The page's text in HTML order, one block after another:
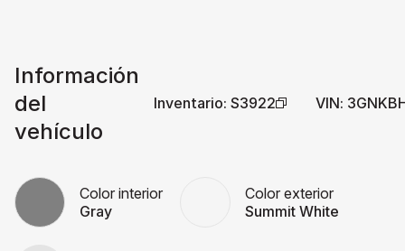
Información
del
vehículo
Inventario: S3922 VIN:
Color interior
Gray
Color exterior
Summit White